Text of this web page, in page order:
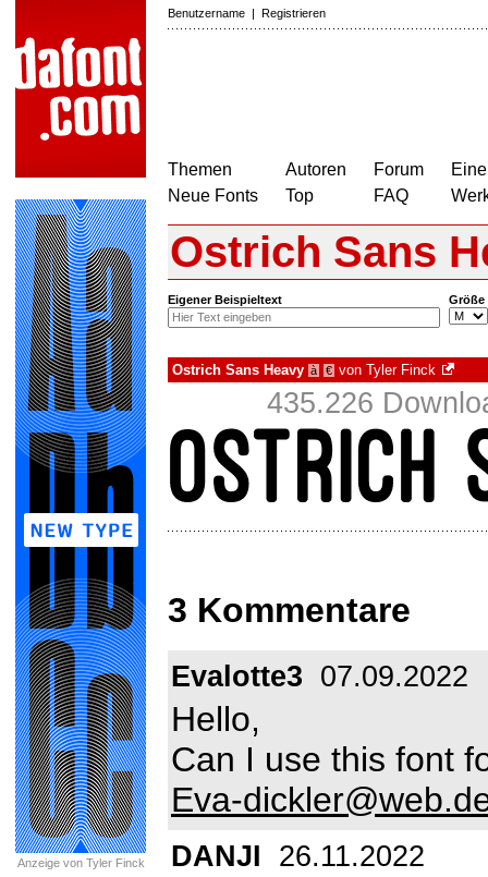
Benutzername | Registrieren
Themen
Neue Fonts
Autoren
Top
Forum
FAQ
Anzeige von Tyler Finck
Ostrich Sans
Eigener Beispieltext Größe
Ostrich Sans Heavy à € von Tyler Finck
435.226
3 Kommentare
Evalotte3 07.09.2022
Hello,
Can I use this font
Eva-
DANJI 26.11.2022